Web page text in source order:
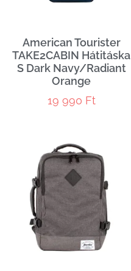
American Tourister
TAKE2CABIN Hátitáska
S Dark Navy/Radiant
Orange
19 990 Ft